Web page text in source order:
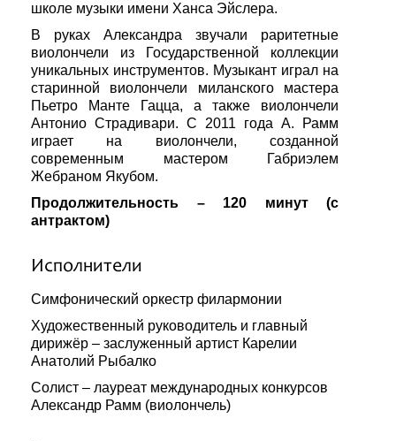
школе музыки имени Ханса Эйслера.
В руках Александра звучали раритетные
виолончели из Государственной коллекции
уникальных инструментов. Музыкант играл на
старинной виолончели миланского мастера
Пьетро Манте Гацца, а также виолончели
Антонио Страдивари. С 2011 года А. Рамм
играет на виолончели, созданной
современным мастером Габриэлем
Жебраном Якубом.
Продолжительность – 120 минут (с
антрактом)
Исполнители
Симфонический оркестр филармонии
Художественный руководитель и главный
дирижёр – заслуженный артист Карелии
Анатолий Рыбалко
Солист – лауреат международных конкурсов
Александр Рамм (виолончель)